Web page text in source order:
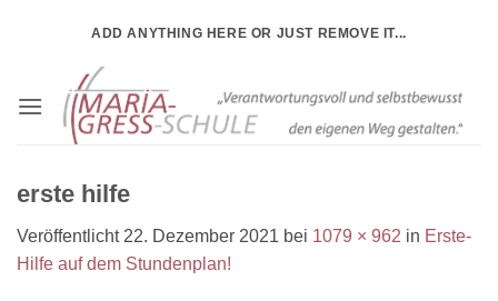
ADD ANYTHING HERE OR JUST REMOVE IT...
erste hilfe
Veröffentlicht 22. Dezember 2021 bei 1079 × 962 in Erste-
Hilfe auf dem Stundenplan!